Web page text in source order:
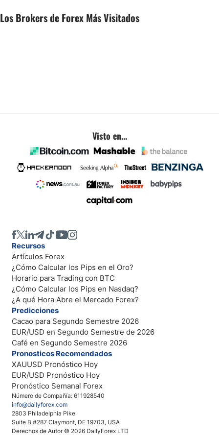
Los Brokers de Forex Más Visitados
Visto en...
Número de Compañía: 611928540
info@dailyforex.com
2803 Philadelphia Pike
Suite B #287 Claymont, DE 19703, USA
Derechos de Autor © 2026 DailyForex LTD
Recursos
Artículos Forex
¿Cómo Calcular los Pips en el Oro?
Horario para Trading con BTC
¿Cómo Calcular los Pips en Nasdaq?
¿A qué Hora Abre el Mercado Forex?
Predicciones
Cacao para Segundo Semestre 2026
EUR/USD en Segundo Semestre de 2026
Café en Segundo Semestre 2026
Pronosticos Recomendados
XAUUSD Pronóstico Hoy
EUR/USD Pronóstico Hoy
Pronóstico Semanal Forex